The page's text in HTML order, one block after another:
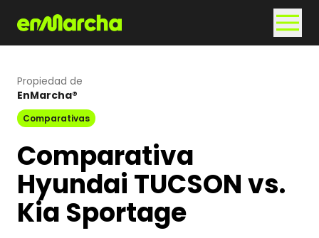
Propiedad de
EnMarcha®
Comparativas
Comparativa
Hyundai TUCSON vs.
Kia Sportage